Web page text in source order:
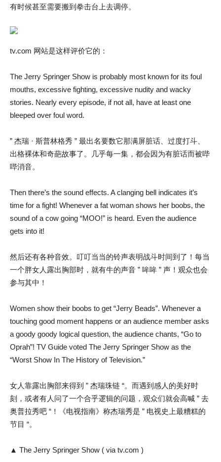
有时候甚至需要搬到拳击台上去调停。
tv.com 网站是这样评价它的：
The Jerry Springer Show is probably most known for its foul
mouths, excessive fighting, excessive nudity and wacky
stories. Nearly every episode, if not all, have at least one
bleeped over foul word.
” 杰瑞 · 斯普林格秀 ” 最出名要数它那满屏脏话、过度打斗、
出格裸体和奇葩故事了。几乎每一集，都会因为有脏话而被哔
哔消音。
Then there’s the sound effects. A clanging bell indicates it’s
time for a fight! Whenever a fat woman shows her boobs, the
sound of a cow going “MOO!” is heard. Even the audience
gets into it!
然后还有各种音效。叮叮当当的铃声表明战斗时间到了！每当
一个胖女人露出胸部时，就有牛的声音 ” 哞哞 ” 声！观众也会
参与其中！
Women show their boobs to get “Jerry Beads”. Whenever a
touching good moment happens or an audience member asks
a goody goody logical question, the audience chants, “Go to
Oprah”! TV Guide voted The Jerry Springer Show as the
“Worst Show In The History of Television.”
女人靠露出胸部来得到 ” 杰瑞珠链 “。而遇到感人的美好时
刻，或者有人问了一个合乎逻辑的问题，观众们就会高喊 ” 去
奥普拉秀吧 “！《电视指南》称杰瑞秀是 ” 电视史上最糟糕的
节目 “。
▲ The Jerry Springer Show ( via tv.com )